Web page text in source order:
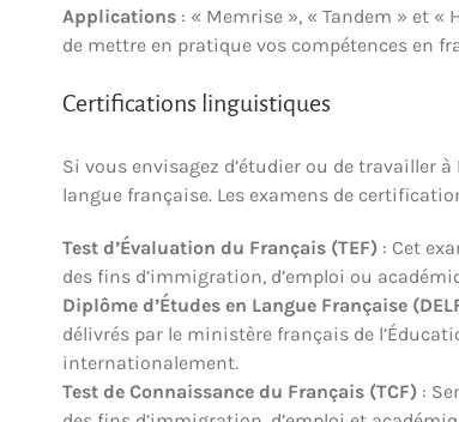
Applications : « Memrise », « Tandem » et
de mettre en pratique vos compétences en
Certifications linguistiques
Si vous envisagez d’étudier ou de travailler
langue française. Les examens de
Test d’Évaluation du Français (TEF) : Cet
des fins d’immigration, d’emploi ou
Diplôme d’Études en Langue Française
délivrés par le ministère français de
internationalement.
Test de Connaissance du Français (TCF) :